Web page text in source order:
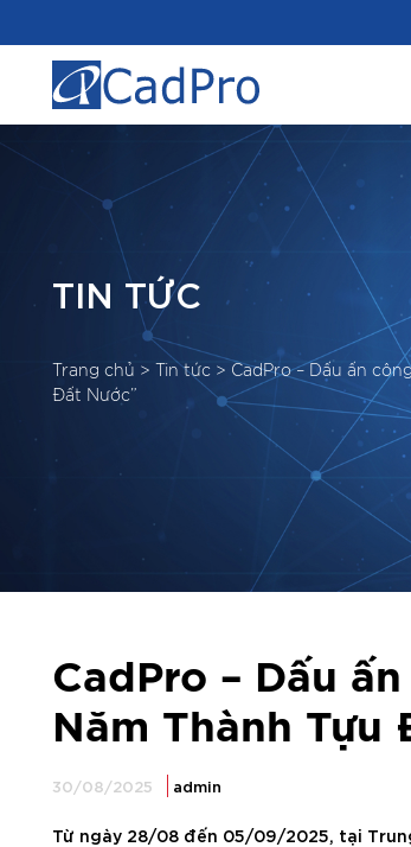
TIN TỨC
Trang chủ > Tin tức > CadPro – Dấu ấn
Đất Nước”
CadPro – Dấu
Năm Thành Tựu
30/08/2025 admin
Từ ngày 28/08 đến 05/09/2025, tại